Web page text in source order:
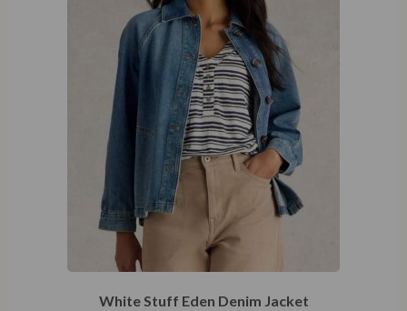
White Stuff Eden Denim Jacket